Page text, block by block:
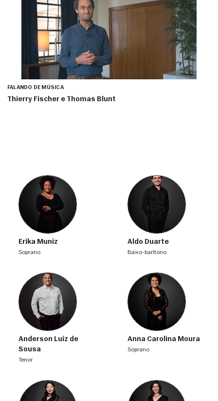
FALANDO DE MÚSICA
Thierry Fischer e Thomas Blunt
Erika Muniz
soprano
Aldo Duarte
baixo-barítono
Anderson Luiz de
Sousa
tenor
Anna Carolina Moura
soprano